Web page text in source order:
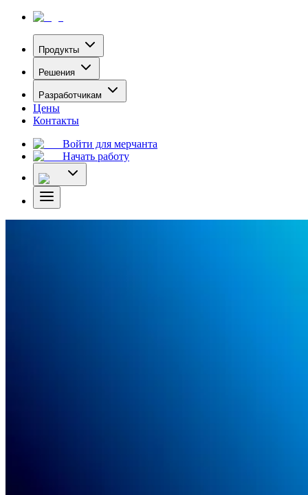
Продукты
Решения
Разработчикам
Цены
Контакты
Войти для мерчанта
Начать работу